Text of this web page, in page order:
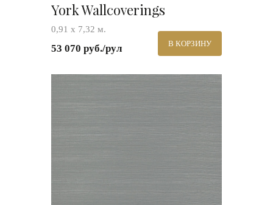
York Wallcoverings
0,91 х 7,32 м.
53 070 руб./рул В КОРЗИНУ